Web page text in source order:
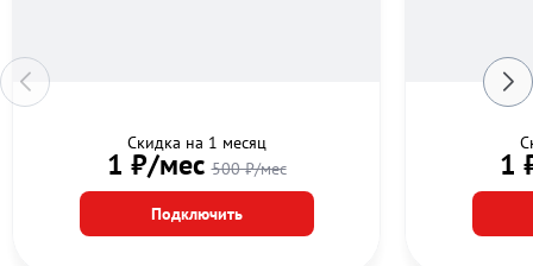
Скидка на 1 месяц
1 ₽/мес500 ₽/мес
Подключить
1